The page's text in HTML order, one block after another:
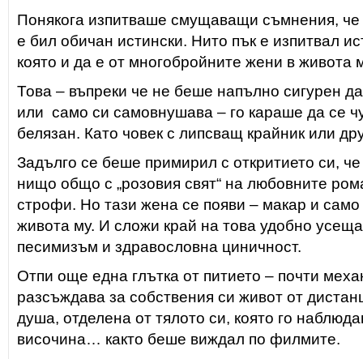
Понякога изпитваше смущаващи съмнения, че
е бил обичан истински. Нито пък е изпитвал
която и да е от многобройните жени в живота
Това – въпреки че не беше напълно сигурен
или само си самовнушава – го караше да се
белязан. Като човек с липсващ крайник или
Задълго се беше примирил с откритието си,
нищо общо с „розовия свят“ на любовните
строфи. Но тази жена се появи – макар и само
живота му. И сложи край на това удобно
песимизъм и здравословна циничност.
Отпи още една глътка от питието – почти
разсъждава за собствения си живот от
душа, отделена от тялото си, която го
височина… както беше виждал по филмите.